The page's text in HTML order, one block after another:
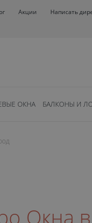
Акции Написать
ОКНА БАЛКОНЫ И
Окна